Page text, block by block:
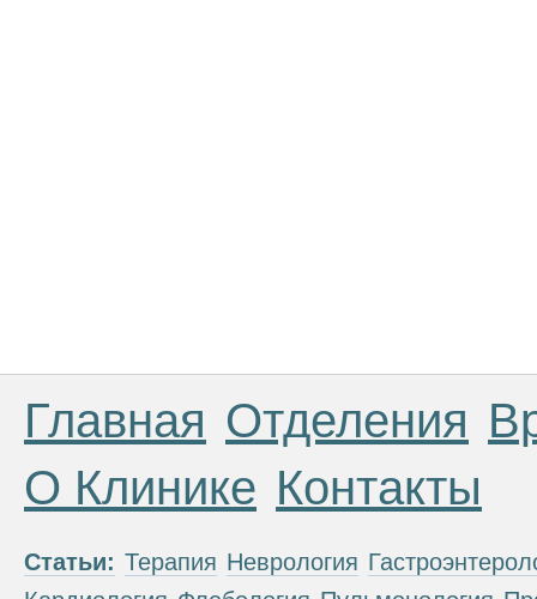
Главная Отделения
О Клинике Контакты
Статьи: Терапия Неврология